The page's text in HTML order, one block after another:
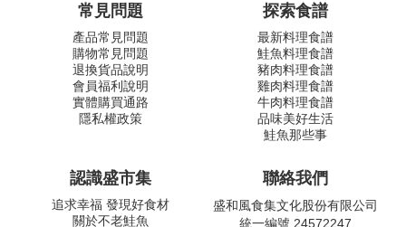
常見問題
產品常見問題
購物常見問題
退換貨品說明
會員福利說明
實體購買通路
隱私權政策
探索食譜
最新料理食譜
鮭魚料理食譜
豬肉料理食譜
雞肉料理食譜
牛肉料理食譜
品味美好生活
鮭魚那些事
認識盛市集
追求幸福 發現好食材
關於不老鮭魚
聯絡我們
盛和風食集文化股份有限公司
統一編號 24572247